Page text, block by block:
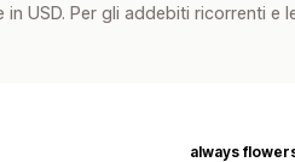
USD. Per gli addebiti ricorrenti e
always